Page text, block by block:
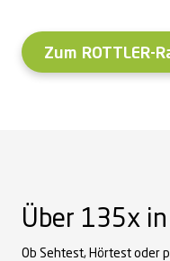
Zum ROTTLER-
Über 135x
Ob Sehtest, Hörtest oder